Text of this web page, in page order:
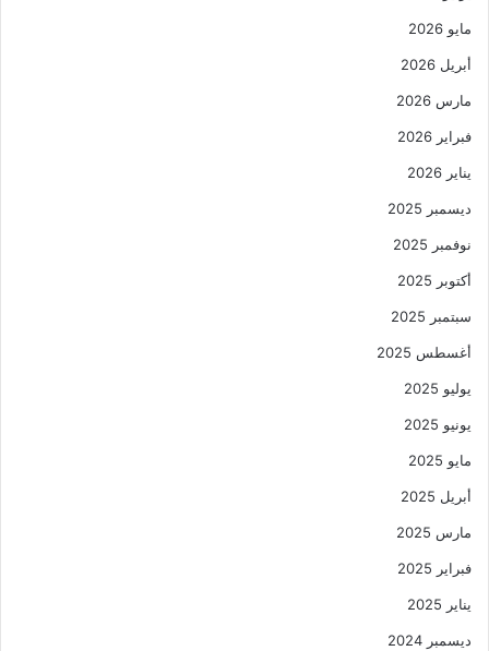
مايو 2026
أبريل 2026
مارس 2026
فبراير 2026
يناير 2026
ديسمبر 2025
نوفمبر 2025
أكتوبر 2025
سبتمبر 2025
أغسطس 2025
يوليو 2025
يونيو 2025
مايو 2025
أبريل 2025
مارس 2025
فبراير 2025
يناير 2025
ديسمبر 2024